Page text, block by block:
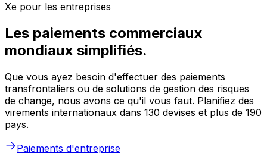
Xe pour les entreprises
Les paiements commerciaux
mondiaux simplifiés.
Que vous ayez besoin d'effectuer des paiements
transfrontaliers ou de solutions de gestion des risques
de change, nous avons ce qu'il vous faut. Planifiez des
virements internationaux dans 130 devises et plus de 190
pays.
Paiements d'entreprise